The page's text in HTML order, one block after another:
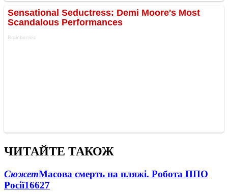
ЧИТАЙТЕ ТАКОЖ
СюжетМасова смерть на пляжі. Робота ППО
Росії16627